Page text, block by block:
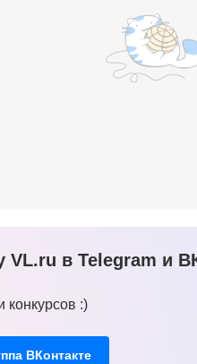
в Telegram и
конкурсов :)
ВКонтакте